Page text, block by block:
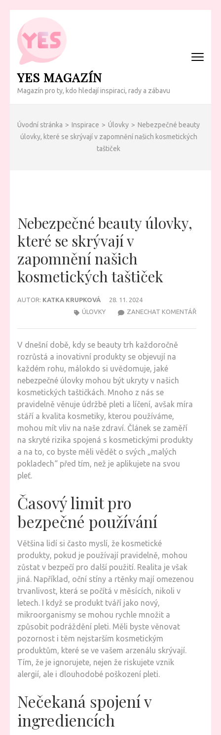
Přeskočit
obsah
(Enter)
YES MAGAZÍN
Magazín pro ty, kdo hledají inspiraci, rady a zábavu
Úvodní stránka > Inspirace > Úlovky > Nebezpečné beauty
úlovky, které se skrývají v zapomnění našich kosmetických
taštiček
Nebezpečné beauty úlovky,
které se skrývají v
zapomnění našich
kosmetických taštiček
AUTOR: KATKA KRUPKOVÁ
28. 11. 2024
ZANECHAT KOMENTÁŘNA
ÚLOVKY
V dnešní době, kdy se beauty trh každoročně
rozrůstá a inovativní produkty se objevují na
každém rohu, málokdo si uvědomuje, jaké
nebezpečné úlovky mohou být ukryty v našich
kosmetických taštičkách. Mnoho z nás se
pravidelně věnuje údržbě pleti a líčení, avšak míra
stáří a kvalita kosmetiky, kterou používáme,
mohou mít vliv na naše zdraví. Článek se zaměří
na skryté rizika spojená s kosmetickými produkty
a na to, co byste měli vědět o svých „malých
pokladech“ před tím, než je aplikujete na svou
pleť.
Časový limit pro
bezpečné používání
Většina lidí si často myslí, že kosmetické
produkty, pokud je používají pravidelně, mohou
zůstat v bezpečí pro další použití. Realita je však
jiná. Například, oční stíny a rtěnky mají omezenou
trvanlivost, která se počítá v měsících, nikoli v
letech. I když se produkt tváří jako nový,
mikroorganismy se mohou rychle množit a
způsobit podráždění pleti. Měli byste věnovat
pozornost i těm nejstarším kosmetickým
produktům, které se ve vašem arzenálu skrývají.
Tím, že je ignorujete, nejen že riskujete vznik
alergií, ale i dlouhodobé poškození pleti.
Nečekaná spojení v
ingrediencích